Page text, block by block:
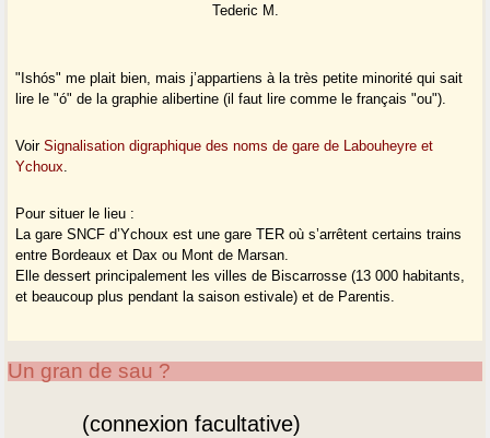
Tederic M.
"Ishós" me plait bien, mais j’appartiens à la très petite minorité qui sait
lire le "ó" de la graphie alibertine (il faut lire comme le français "ou").
VoirSignalisation digraphique des noms de gare de Labouheyre et
Ychoux.
Pour situer le lieu :
La gare SNCF d’Ychoux est une gare TER où s’arrêtent certains trains
entre Bordeaux et Dax ou Mont de Marsan.
Elle dessert principalement les villes de Biscarrosse (13 000 habitants,
et beaucoup plus pendant la saison estivale) et de Parentis.
Un gran de sau ?
(connexion facultative)